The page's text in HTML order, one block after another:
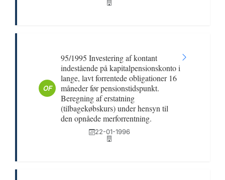
OF
95/1995 Investering af kontant
indestående på kapitalpensionskonto i
lange, lavt forrentede obligationer 16
måneder før pensionstidspunkt.
Beregning af erstatning
(tilbagekøbskurs) under hensyn til
den opnåede merforrentning.
22-01-1996